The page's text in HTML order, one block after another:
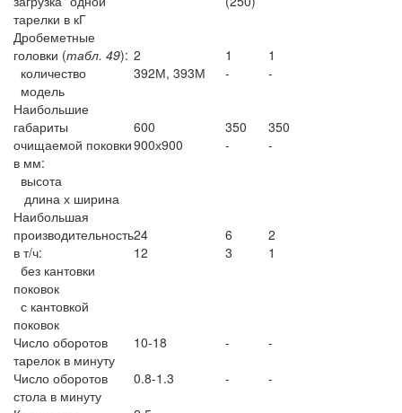
тарелки в кГ
Дробеметные
головки (табл. 49):
количество
модель
2
392М, 393М
1
-
1
-
Наибольшие
габариты
очищаемой поковки
в мм:
высота
длина х ширина
600
900х900
350
-
350
-
Наибольшая
производительность
в т/ч:
без кантовки
поковок
с кантовкой
поковок
24
12
6
3
2
1
Число оборотов
тарелок в минуту
10-18 -
-
Число оборотов
стола в минуту
0.8-1.3 -
-